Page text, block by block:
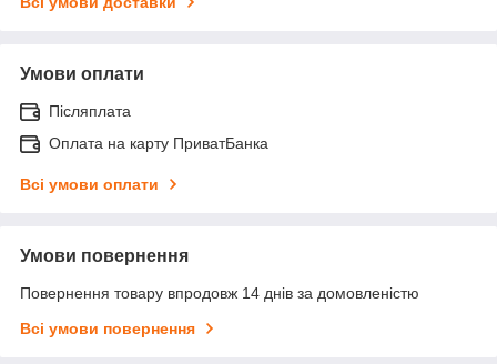
Умови оплати
Післяплата
Оплата на карту ПриватБанка
Всі умови оплати
Умови повернення
Повернення товару впродовж 14 днів за домовленістю
Всі умови повернення